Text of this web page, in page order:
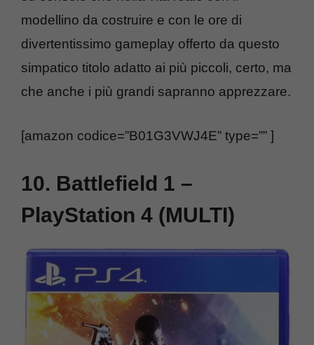
modellino da costruire e con le ore di
divertentissimo gameplay offerto da questo
simpatico titolo adatto ai più piccoli, certo, ma
che anche i più grandi sapranno apprezzare.
[amazon codice=”B01G3VWJ4E” type=”” ]
10. Battlefield 1 –
PlayStation 4 (MULTI)